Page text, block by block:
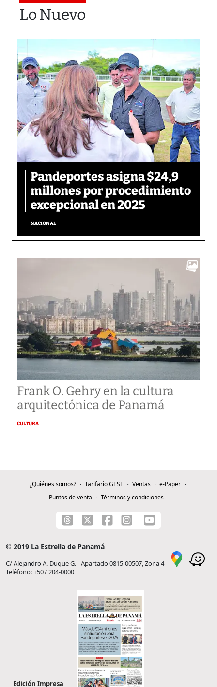
Lo Nuevo
Pandeportes asigna $24,9
millones por procedimiento
excepcional en 2025
NACIONAL
Frank O. Gehry en la cultura
arquitectónica de Panamá
CULTURA
¿Quiénes somos? Tarifario GESE Ventas
e-Paper
Puntos de venta
Términos y condiciones
© 2019 La Estrella de Panamá
C/ Alejandro A. Duque G. - Apartado 0815-00507, Zona 4
Teléfono: +507 204-0000
Edición Impresa